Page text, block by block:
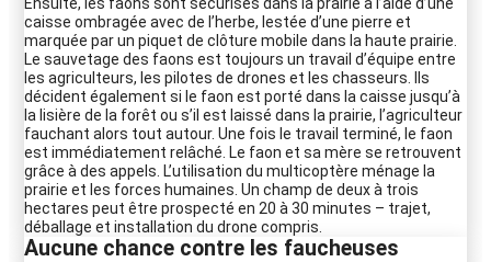
caisse ombragée avec de l’herbe, lestée d’une pierre et
marquée par un piquet de clôture mobile dans la haute prairie.
Le sauvetage des faons est toujours un travail d’équipe entre
les agriculteurs, les pilotes de drones et les chasseurs. Ils
décident également si le faon est porté dans la caisse jusqu’à
la lisière de la forêt ou s’il est laissé dans la prairie, l’agriculteur
fauchant alors tout autour. Une fois le travail terminé, le faon
est immédiatement relâché. Le faon et sa mère se retrouvent
grâce à des appels. L’utilisation du multicoptère ménage la
prairie et les forces humaines. Un champ de deux à trois
hectares peut être prospecté en 20 à 30 minutes – trajet,
déballage et installation du drone compris.
Aucune chance contre les faucheuses